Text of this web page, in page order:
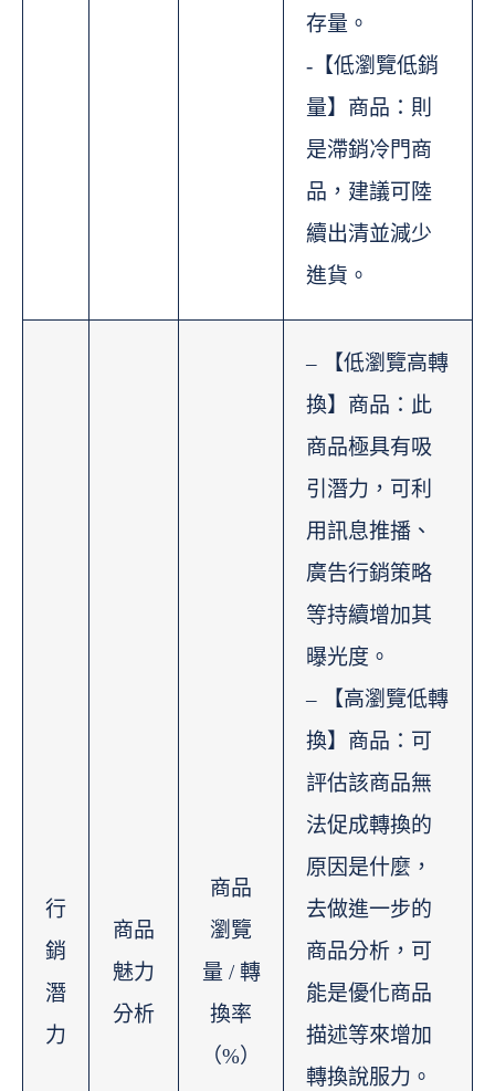
存量。
-【低瀏覽低銷
量】商品：則
是滯銷冷門商
品，建議可陸
續出清並減少
進貨。
行
銷
潛
力
商品
魅力
分析
商品
瀏覽
量 / 轉
換率
（%）
– 【低瀏覽高轉
換】商品：此
商品極具有吸
引潛力，可利
用訊息推播、
廣告行銷策略
等持續增加其
曝光度。
– 【高瀏覽低轉
換】商品：可
評估該商品無
法促成轉換的
原因是什麼，
去做進一步的
商品分析，可
能是優化商品
描述等來增加
轉換說服力。